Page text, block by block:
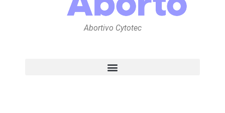
Abortivo Cytotec